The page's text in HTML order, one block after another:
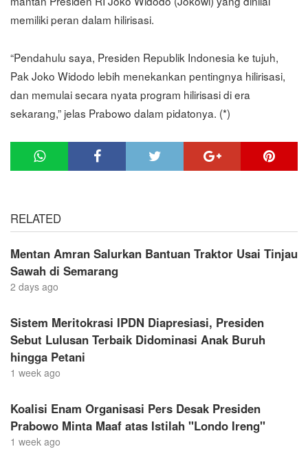
memiliki peran dalam hilirisasi.
“Pendahulu saya, Presiden Republik Indonesia ke tujuh,
Pak Joko Widodo lebih menekankan pentingnya hilirisasi,
dan memulai secara nyata program hilirisasi di era
sekarang,” jelas Prabowo dalam pidatonya. (*)
RELATED
Mentan Amran Salurkan Bantuan Traktor Usai Tinjau
Sawah di Semarang
2 days ago
Sistem Meritokrasi IPDN Diapresiasi, Presiden
Sebut Lulusan Terbaik Didominasi Anak Buruh
hingga Petani
1 week ago
Koalisi Enam Organisasi Pers Desak Presiden
Prabowo Minta Maaf atas Istilah "Londo Ireng"
1 week ago